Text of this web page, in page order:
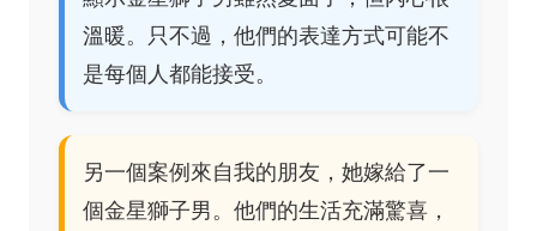
溫暖。只不過，他們的表達方式可能不
是每個人都能接受。
另一個案例來自我的朋友，她嫁給了一
個金星獅子男。他們的生活充滿驚喜，